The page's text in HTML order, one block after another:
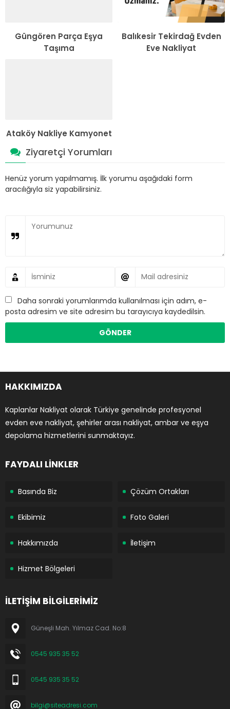
Güngören Parça Eşya
Taşıma
Balıkesir Tekirdağ Evden
Eve Nakliyat
Ataköy Nakliye Kamyonet
Ziyaretçi Yorumları
Henüz yorum yapılmamış. İlk yorumu aşağıdaki form
aracılığıyla siz yapabilirsiniz.
Daha sonraki yorumlarımda kullanılması için adım, e-
posta adresim ve site adresim bu tarayıcıya kaydedilsin.
HAKKIMIZDA
Kaplanlar Nakliyat olarak Türkiye genelinde profesyonel
evden eve nakliyat, şehirler arası nakliyat, ambar ve eşya
depolama hizmetlerini sunmaktayız.
FAYDALI LİNKLER
Basında Biz Çözüm Ortakları
Ekibimiz Foto Galeri
Hakkımızda İletişim
Hizmet Bölgeleri
İLETİŞİM BİLGİLERİMİZ
Güneşli Mah. Yılmaz Cad. No:8
0545 935 35 52
0545 935 35 52
bilgi@siteadresi.com